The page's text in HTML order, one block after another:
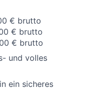
€ brutto
€ brutto
€ brutto
und volles
ein sicheres